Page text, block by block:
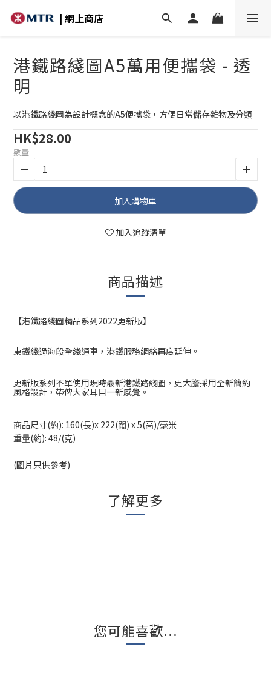
| 網上商店
港鐵路綫圖A5萬用便攜袋 - 透
明
以港鐵路綫圖為設計概念的A5便攜袋，方便日常儲存雜物及分類
HK$28.00
數量
加入購物車
加入追蹤清單
商品描述
【港鐵路綫圖精品系列2022更新版】
東鐵綫過海段全綫通車，港鐵服務網絡再度延伸。
更新版系列不單使用現時最新港鐵路綫圖，更大膽採用全新簡約
風格設計，帶俾大家耳目一新感覺。
商品尺寸(約): 160(長)x 222(闊 ) x 5(高)/毫米
重量(約): 48/(克)
(圖片只供參考)
了解更多
您可能喜歡...